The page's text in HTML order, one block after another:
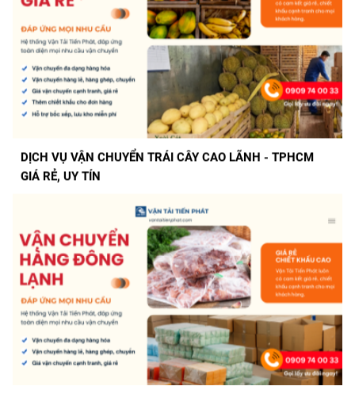
DỊCH VỤ VẬN CHUYỂN TRÁI CÂY CAO LÃNH - TPHCM
GIÁ RẺ, UY TÍN
DỊCH VỤ VẬN CHUYỂN HÀNG ĐÔNG LẠNH GIÁ RẺ GIAO
TRONG 1 NGÀY VỚI VẬN TẢI TIẾN PHÁT